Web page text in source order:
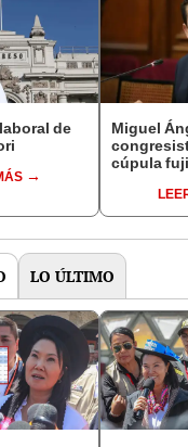
de
Miguel
cúpula
del
LO ÚLTIMO